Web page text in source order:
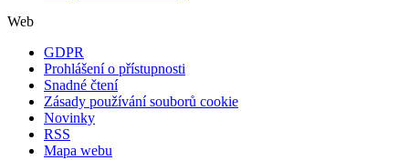
Web
GDPR
Prohlášení o přístupnosti
Snadné čtení
Zásady používání souborů cookie
Novinky
RSS
Mapa webu